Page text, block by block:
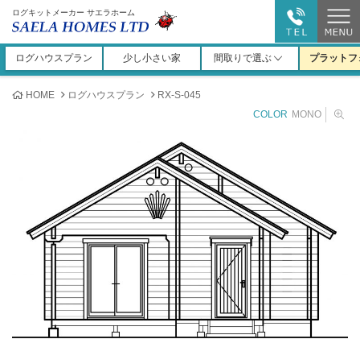
ログキットメーカー サエラホーム
ログハウスプラン 少し小さい家 間取りで選ぶ プラット
HOME ログハウスプラン
RX-S-045
COLOR MONO